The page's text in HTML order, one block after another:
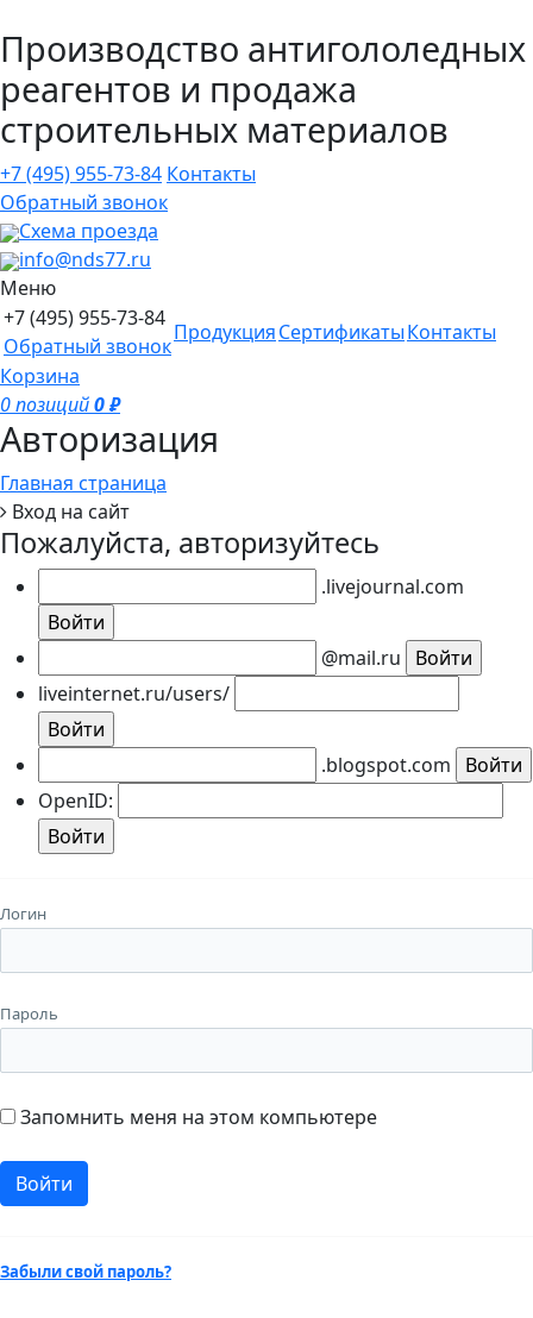
Производство антигололедных
реагентов и продажа
строительных материалов
+7 (495)955-73-84 Контакты
Обратный звонок
Схема проезда
info@nds77.ru
Меню
+7 (495)955-73-84
Обратный звонок
ПродукцияСертификатыКонтакты
Корзина
0 позиций0 ₽
Авторизация
Главная страница
Вход на сайт
Пожалуйста, авторизуйтесь
.livejournal.com
@mail.ru
liveinternet.ru/users/
.blogspot.com
OpenID:
Логин
Пароль
Запомнить меня на этом компьютере
Забыли свой пароль?